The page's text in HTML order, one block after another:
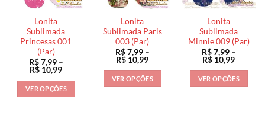
podem
ser
escolhidas
na
página
do
produto
podem
ser
escolhidas
na
página
do
produto
podem
ser
escolhidas
na
página
do
produto
Lonita
Sublimada
Princesas 001
(Par)
R$7,99 –
R$ 10,99Faixa
preço:
R$ 7,99
através
VER OPÇÕES
Lonita
Sublimada Paris
003 (Par)
R$7,99 –
R$ 10,99Faixa
preço:
R$ 7,99
através
VER OPÇÕES
Lonita
Sublimada
Minnie 009 (Par)
R$7,99 –
R$ 10,99Faixa
preço:
R$ 7,99
através
VER OPÇÕES